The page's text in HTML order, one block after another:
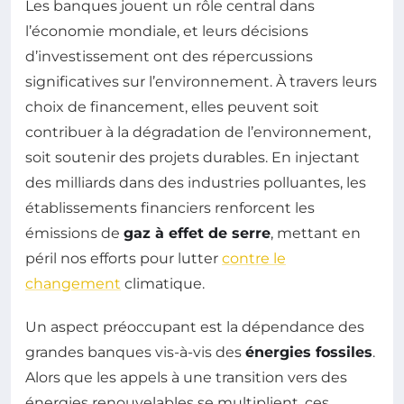
Les banques jouent un rôle central dans
l’économie mondiale, et leurs décisions
d’investissement ont des répercussions
significatives sur l’environnement. À travers leurs
choix de financement, elles peuvent soit
contribuer à la dégradation de l’environnement,
soit soutenir des projets durables. En injectant
des milliards dans des industries polluantes, les
établissements financiers renforcent les
émissions de gaz à effet de serre, mettant en
péril nos efforts pour lutter contre le
changement climatique.
Un aspect préoccupant est la dépendance des
grandes banques vis-à-vis des énergies fossiles.
Alors que les appels à une transition vers des